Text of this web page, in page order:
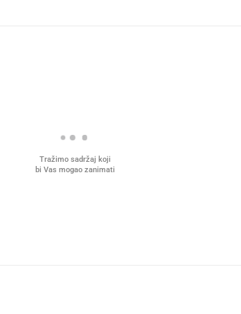
Tražimo sadržaj koji
bi Vas mogao zanimati